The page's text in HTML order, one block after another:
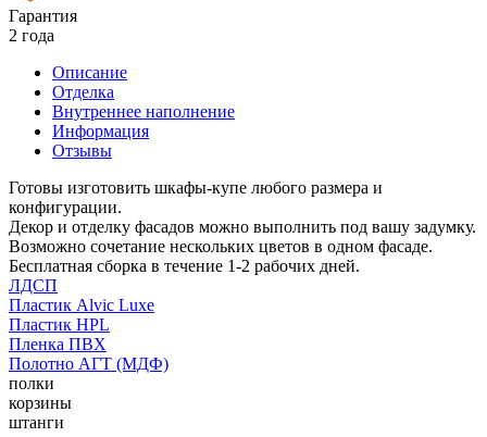
Гарантия
2 года
Описание
Отделка
Внутреннее наполнение
Информация
Отзывы
Готовы изготовить шкафы-купе любого размера и
конфигурации.
Декор и отделку фасадов можно выполнить под вашу задумку.
Возможно сочетание нескольких цветов в одном фасаде.
Бесплатная сборка в течение 1-2 рабочих дней.
ЛДСП
Пластик Alvic Luxe
Пластик HPL
Пленка ПВХ
Полотно АГТ (МДФ)
полки
корзины
штанги